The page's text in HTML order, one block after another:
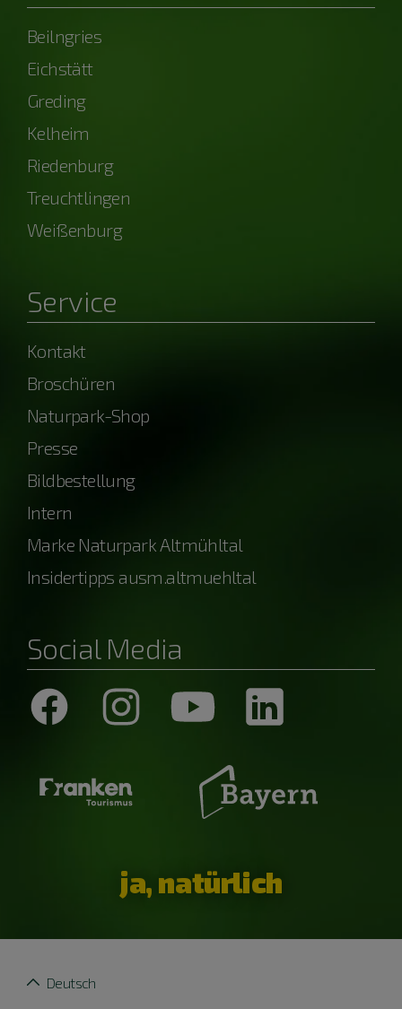
Beilngries
Eichstätt
Greding
Kelheim
Riedenburg
Treuchtlingen
Weißenburg
Service
Kontakt
Broschüren
Naturpark-Shop
Presse
Bildbestellung
Intern
Marke Naturpark Altmühltal
Insidertipps ausm.altmuehltal
Social Media
ja, natürlich
Deutsch